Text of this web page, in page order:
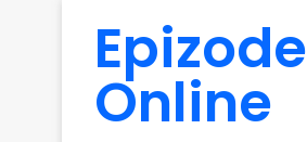
Epizode
Online